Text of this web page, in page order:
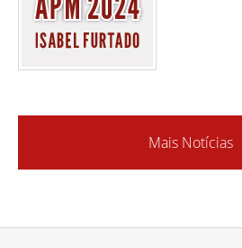
Mais Notícias